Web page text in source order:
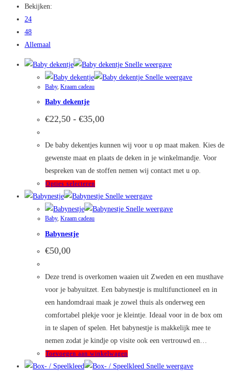
Bekijken:
24
48
Allemaal
Snelle weergave
Snelle weergave
Baby, Kraam cadeau
Baby dekentje
€22,50 - €35,00Prijsklasse:
€35,00
De baby dekentjes kunnen wij voor u op maat maken. Kies de
gewenste maat en plaats de deken in je winkelmandje. Voor
bespreken van de stoffen nemen wij contact met u op.
Opties selecteren
product
heeft
kan
gekozen
worden
op
de
productpagina
Snelle weergave
Snelle weergave
Baby, Kraam cadeau
Babynestje
€50,00
Deze trend is overkomen waaien uit Zweden en een musthave
voor je babyuitzet. Een babynestje is multifunctioneel en in
een handomdraai maak je zowel thuis als onderweg een
comfortabel plekje voor je kleintje. Ideaal voor in de box om
in te slapen of spelen. Het babynestje is makkelijk mee te
nemen zodat je kindje op visite ook een vertrouwd en…
Toevoegen aan winkelwagen
Snelle weergave